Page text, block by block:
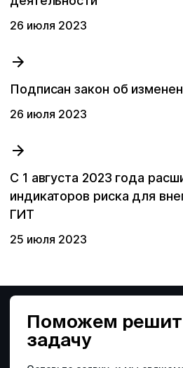
Вы пока ничего не искали.
26 июля 2023
Подписан закон об
26 июля 2023
С 1 августа 2023 года
индикаторов риска для
ГИТ
25 июля 2023
Поможем
задачу